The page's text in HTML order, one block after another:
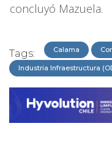
concluyó Mazuela.
Tags: Calama
Industria Infraestructura